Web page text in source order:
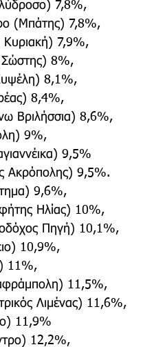
7,8%,
(Μπάτης) 7,8%,
Κυριακή) 7,9%,
Σώστης) 8%,
8,1%,
8,4%,
Βριλήσσια) 8,6%,
9%,
9,5%
Ακρόπολης) 9,5%.
9,6%,
Ηλίας) 10%,
Πηγή) 10,1%,
10,9%,
11%,
11,5%,
Λιμένας) 11,6%,
11,9%
12,2%,